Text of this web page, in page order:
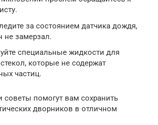
за состоянием датчика дождя,
не замерзал.
специальные жидкости для
которые не содержат
частиц.
советы помогут вам сохранить
дворников в отличном